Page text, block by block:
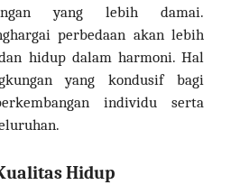
yang lebih damai.
perbedaan akan lebih
hidup dalam harmoni. Hal
yang kondusif bagi
individu serta
Hidup